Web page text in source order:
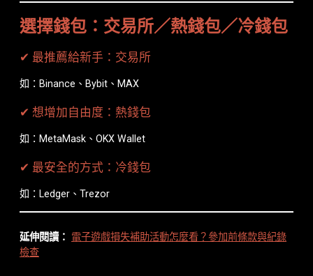
選擇錢包：交易所／熱錢包／冷錢包
✔ 最推薦給新手：交易所
如：Binance、Bybit、MAX
✔ 想增加自由度：熱錢包
如：MetaMask、OKX Wallet
✔ 最安全的方式：冷錢包
如：Ledger、Trezor
延伸閱讀：
電子遊戲損失補助活動怎麼看？參加前條款與紀錄
檢查